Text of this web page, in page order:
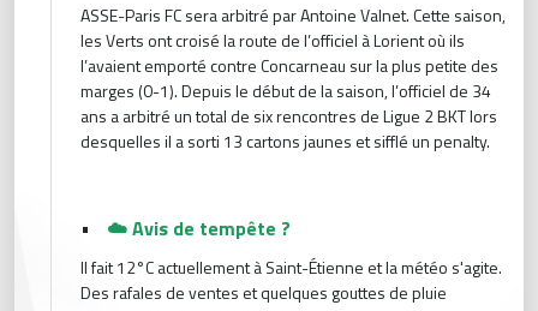
ASSE-Paris FC sera arbitré par Antoine Valnet. Cette saison,
les Verts ont croisé la route de l’officiel à Lorient où ils
l’avaient emporté contre Concarneau sur la plus petite des
marges (0-1). Depuis le début de la saison, l’officiel de 34
ans a arbitré un total de six rencontres de Ligue 2 BKT lors
desquelles il a sorti 13 cartons jaunes et sifflé un penalty.
• ☁️ Avis de tempête ?
Il fait 12°C actuellement à Saint-Étienne et la météo s'agite.
Des rafales de ventes et quelques gouttes de pluie